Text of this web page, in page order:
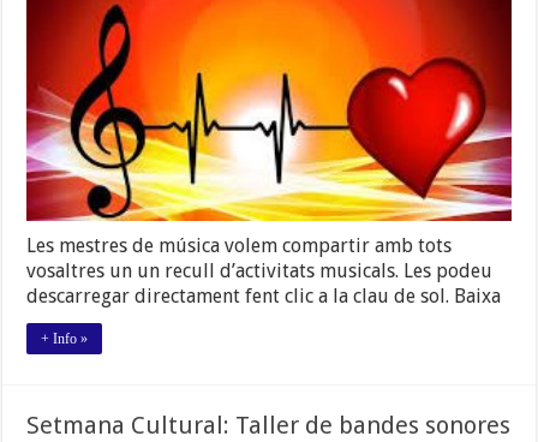
EDUCACIÓ
PRIMÀRIA
Les mestres de música volem compartir amb tots
vosaltres un un recull d’activitats musicals. Les podeu
descarregar directament fent clic a la clau de sol. Baixa
+ Info »
Setmana Cultural: Taller de bandes sonores